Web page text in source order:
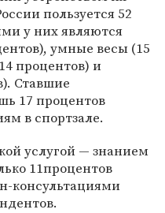
пользуется 52
у них являются
умные весы (15
процентов) и
Ставшие
17 процентов
в спортзале.
услугой — знанием
11процентов
консультациями